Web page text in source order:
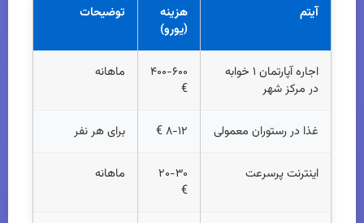
آیتم
هزینه
(یورو)
توضیحات
اجاره آپارتمان ۱ خوابه
در مرکز شهر
۴۰۰-۶۰۰
€
ماهانه
غذا در رستوران معمولی ۸-۱۲ € برای هر نفر
اینترنت پرسرعت
۲۰-۳۰
€
ماهانه